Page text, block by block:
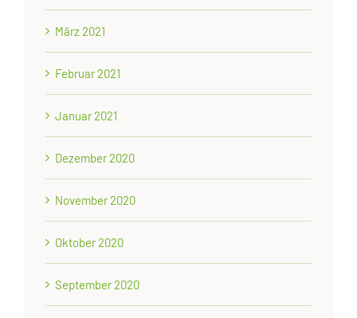
März 2021
Februar 2021
Januar 2021
Dezember 2020
November 2020
Oktober 2020
September 2020